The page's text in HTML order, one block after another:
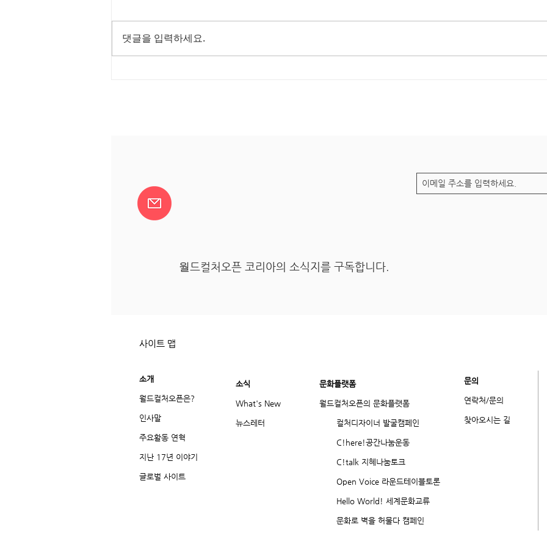
댓글을 입력하세요.
월드컬처오픈 코리아의 소식지를 구독합니다.
사이트 맵
소개
월드컬처오픈은?
인사말
주요활동 연혁
지난 17년 이야기
글로벌 사이트
소식
What's New
뉴스레터
​문화플랫폼
월드컬처오픈의 문화플랫폼
컬처디자이너 발굴캠페인
C!here!공간나눔운동
C!talk 지혜나눔토크
Open Voice 라운드테이블토론
Hello World! 세계문화교류
문화로 벽을 허물다 캠페인
문의
연락처/문의
​찾아오시는 길